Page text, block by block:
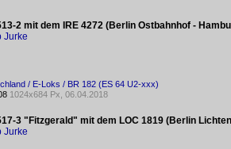
2 mit dem IRE 4272 (Berlin Ostbahnhof -
Jurke
/ E-Loks / BR 182 (ES 64 U2-xxx)
1024x684 Px, 06.04.2018
3 "Fitzgerald" mit dem LOC 1819 (Berlin
Jurke